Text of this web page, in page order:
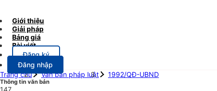
Giới thiệu
Giải pháp
Bảng giá
Bài viết
Đăng ký
Đăng nhập
Trang chủ
Văn bản pháp luật 1992/QĐ-UBND
Thông tin văn bản
147